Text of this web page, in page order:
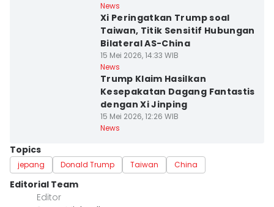
News
Xi Peringatkan Trump soal
Taiwan, Titik Sensitif Hubungan
Bilateral AS-China
15 Mei 2026, 14:33 WIB
News
Trump Klaim Hasilkan
Kesepakatan Dagang Fantastis
dengan Xi Jinping
15 Mei 2026, 12:26 WIB
News
Topics
jepang Donald Trump Taiwan China
Editorial Team
Editor